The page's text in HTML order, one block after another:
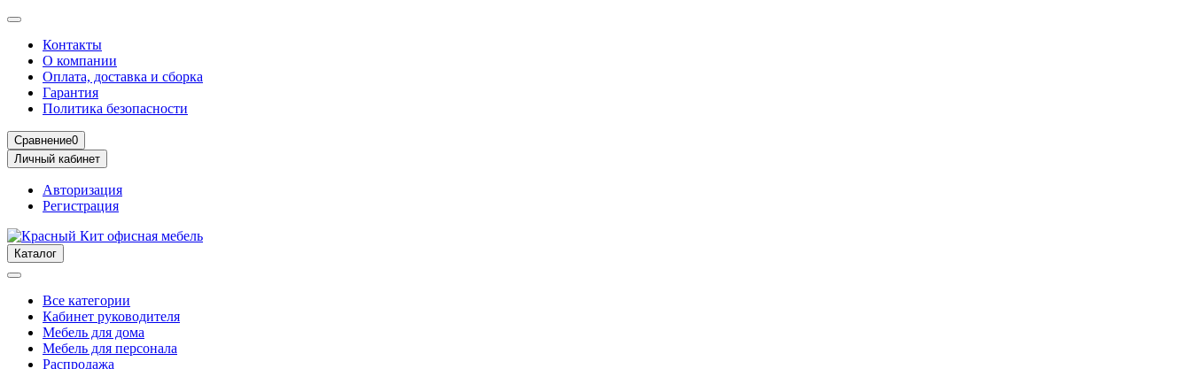
Контакты
О компании
Оплата, доставка и сборка
Гарантия
Политика безопасности
Сравнение0
Личный кабинет
Авторизация
Регистрация
Каталог
Все категории
Кабинет руководителя
Мебель для дома
Мебель для персонала
Распродажа